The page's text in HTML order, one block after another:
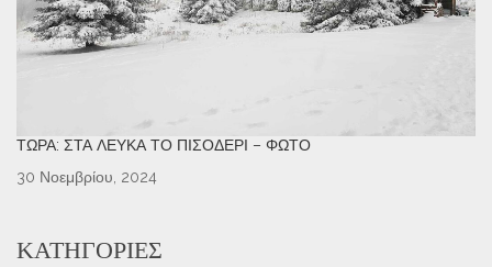
ΤΏΡΑ: ΣΤΑ ΛΕΥΚΆ ΤΟ ΠΙΣΟΔΈΡΙ – ΦΩΤΌ
30 Νοεμβρίου, 2024
ΚΑΤΗΓΟΡΊΕΣ